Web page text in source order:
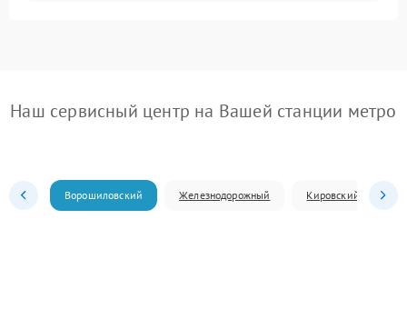
Наш сервисный центр на Вашей станции метро
Ворошиловский Железнодорожный Кировский